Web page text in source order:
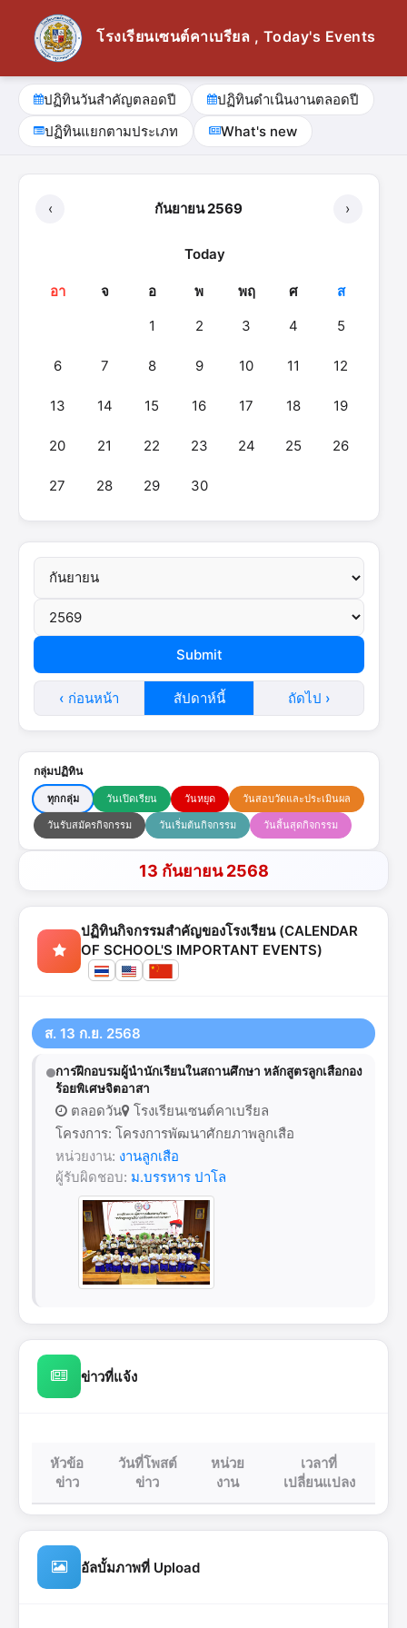
โรงเรียนเซนต์คาเบรียล , Today's Events
ปฏิทินวันสำคัญตลอดปี
ปฏิทินดำเนินงานตลอดปี
ปฏิทินแยกตามประเภท
What's new
‹ กันยายน 2569 ›
Today
อา จ อ พ พฤ ศ
ส
1
2 3 4 5
6 7 8 9 10 11 12
13 14 15 16 17 18 19
20 21 22 23 24 25 26
27 28 29 30
‹ ก่อนหน้า สัปดาห์นี้ ถัดไป ›
กลุ่มปฏิทิน
ทุกกลุ่ม วันเปิดเรียน วันหยุด วันสอบวัดและประเมินผล
วันรับสมัครกิจกรรม วันเริ่มต้นกิจกรรม วันสิ้นสุดกิจกรรม
13 กันยายน 2568
ปฏิทินกิจกรรมสำคัญของโรงเรียน (CALENDAR
OF SCHOOL'S IMPORTANT EVENTS)
ส. 13 ก.ย. 2568
การฝึกอบรมผู้นำนักเรียนในสถานศึกษา หลักสูตรลูกเสือกอง
ร้อยพิเศษจิตอาสา
ตลอดวัน
โรงเรียนเซนต์คาเบรียล
โครงการ: โครงการพัฒนาศักยภาพลูกเสือ
หน่วยงาน: งานลูกเสือ
ผู้รับผิดชอบ: ม.บรรหาร ปาโล
ข่าวที่แจ้ง
หัวข้อ
ข่าว
วันที่โพสต์
ข่าว
หน่วย
งาน
เวลาที่
เปลี่ยนแปลง
อัลบั้มภาพที่ Upload